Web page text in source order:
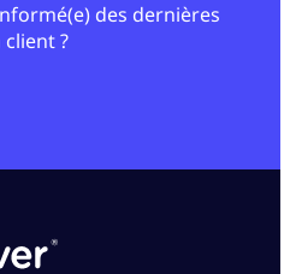
des dernières
?